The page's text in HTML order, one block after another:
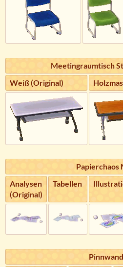
Meetingraumtisch
Weiß (Original)
Papierchaos
Analysen
(Original)
Tabellen